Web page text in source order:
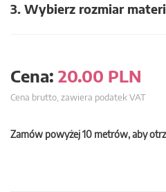
3. Wybierz rozmiar
Cena: 20.00 PLN
Cena brutto, zawiera podatek VAT
Zamów powyżej 10 metrów, aby